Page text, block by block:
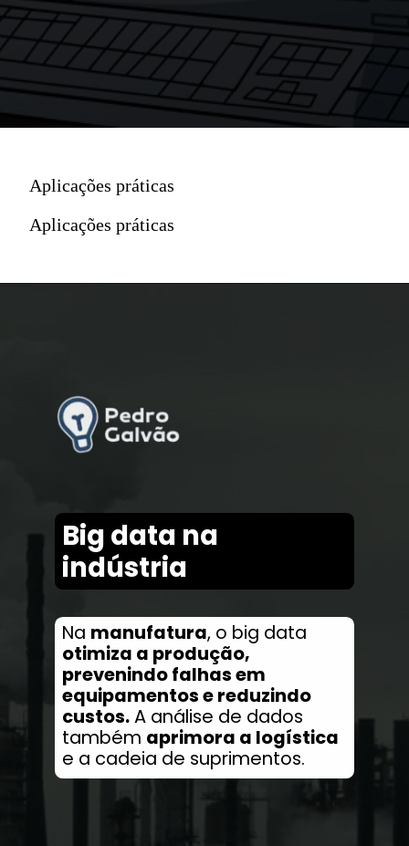
Aplicações práticas
Aplicações práticas
Na manufatura, o big data
otimiza a produção,
prevenindo falhas em
equipamentos e reduzindo
custos.A análise de dados
também aprimora a logística
e a cadeia de suprimentos.
Big data na
indústria